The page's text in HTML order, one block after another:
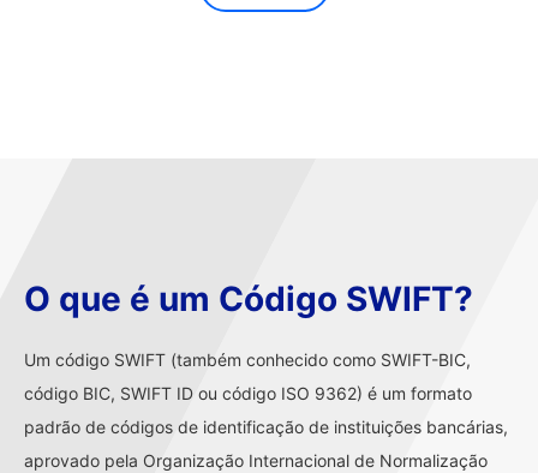
O que é um Código SWIFT?
Um código SWIFT (também conhecido como SWIFT-BIC,
código BIC, SWIFT ID ou código ISO 9362) é um formato
padrão de códigos de identificação de instituições bancárias,
aprovado pela Organização Internacional de Normalização